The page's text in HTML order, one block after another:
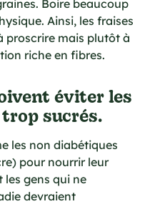
Boire beaucoup
Ainsi, les fraises
proscrire mais plutôt à
riche en fibres.
éviter les
sucrés.
les non diabétiques
pour nourrir leur
les gens qui ne
devraient